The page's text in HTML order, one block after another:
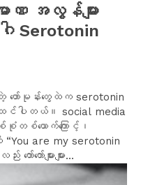
ဏ အလွန်များ
ာဂါ Serotonin
ဟော်မုန်းတွေထဲက serotonin
မယ် ထင်ပါတယ်။ social media
စုံတစ်ယောက်ကြောင့်၊
are my serotonin
တော်များများ...